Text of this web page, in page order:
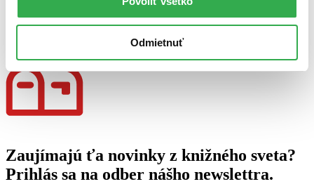
Odmietnuť
Zaujímajú ťa novinky z knižného sveta?
Prihlás sa na odber nášho newslettra.